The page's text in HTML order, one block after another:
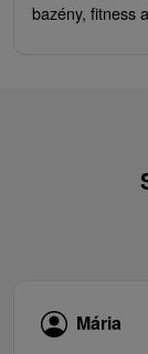
bazény, fitness
Mária